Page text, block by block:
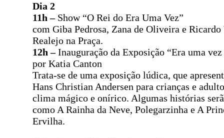
Dia 2
11h –Show “O Rei do Era Uma Vez”
com Giba Pedrosa, Zana de Oliveira e
Realejo na Praça.
12h –Inauguração da Exposição “Era uma
por Katia Canton
Trata-se de uma exposição lúdica, que
Hans Christian Andersen para crianças e
clima mágico e onírico. Algumas histórias
como A Rainha da Neve, Polegarzinha e A
Ervilha.